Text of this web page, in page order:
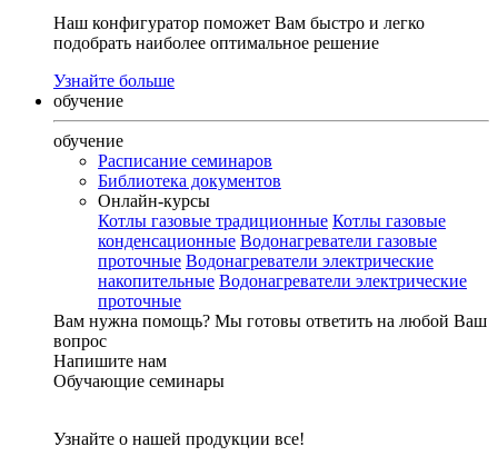
Наш конфигуратор поможет Вам быстро и легко
подобрать наиболее оптимальное решение
Узнайте больше
обучение
обучение
Расписание семинаров
Библиотека документов
Онлайн-курсы
Котлы газовые традиционные Котлы газовые
конденсационные Водонагреватели газовые
проточные Водонагреватели электрические
накопительные Водонагреватели электрические
проточные
Вам нужна помощь? Мы готовы ответить на любой Ваш
вопрос
Напишите нам
Обучающие семинары
Узнайте о нашей продукции все!